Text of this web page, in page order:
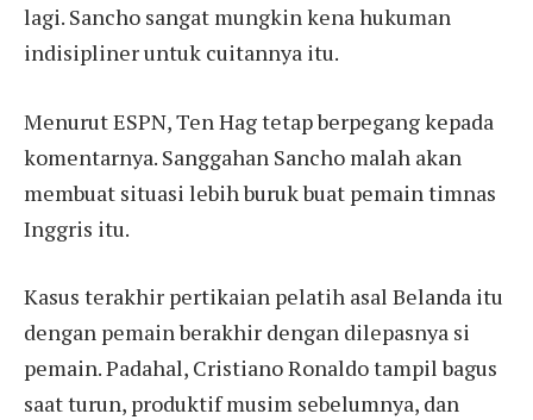
lagi. Sancho sangat mungkin kena hukuman
indisipliner untuk cuitannya itu.
Menurut ESPN, Ten Hag tetap berpegang kepada
komentarnya. Sanggahan Sancho malah akan
membuat situasi lebih buruk buat pemain timnas
Inggris itu.
Kasus terakhir pertikaian pelatih asal Belanda itu
dengan pemain berakhir dengan dilepasnya si
pemain. Padahal, Cristiano Ronaldo tampil bagus
saat turun, produktif musim sebelumnya, dan